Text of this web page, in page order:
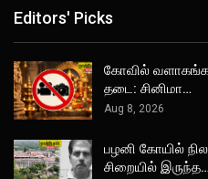
Editors' Picks
கோவில்
தடை: சினிமா…
Aug 8, 2026
பழனி கோயில்
சிறையில்